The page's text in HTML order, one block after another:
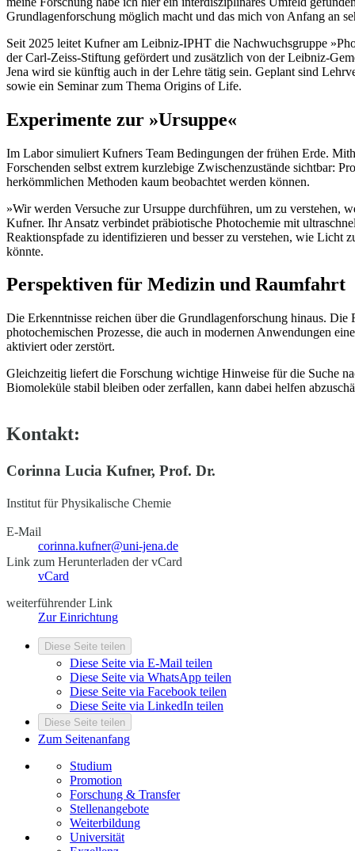
Grundlagenforschung möglich macht und das mich von Anfang an
Seit 2025 leitet Kufner am Leibniz-IPHT die Nachwuchsgruppe
der Carl-Zeiss-Stiftung gefördert und zusätzlich von der Leibniz-
Jena wird sie künftig auch in der Lehre tätig sein. Geplant sind
sowie ein Seminar zum Thema Origins of Life.
Experimente zur »Ursuppe«
Im Labor simuliert Kufners Team Bedingungen der frühen Erde.
Forschenden selbst extrem kurzlebige Zwischenzustände sichtbar:
herkömmlichen Methoden kaum beobachtet werden können.
»Wir werden Versuche zur Ursuppe durchführen, um zu verstehen,
Kufner. Ihr Ansatz verbindet präbiotische Photochemie mit
Reaktionspfade zu identifizieren und besser zu verstehen, wie Licht
könnte.
Perspektiven für Medizin und Raumfahrt
Die Erkenntnisse reichen über die Grundlagenforschung hinaus. Die
photochemischen Prozesse, die auch in modernen Anwendungen
aktiviert oder zerstört.
Gleichzeitig liefert die Forschung wichtige Hinweise für die Suche
Biomoleküle stabil bleiben oder zerfallen, kann dabei helfen
Kontakt:
Corinna Lucia Kufner, Prof. Dr.
Institut für Physikalische Chemie
E-Mail
corinna.kufner@uni-jena.de
Link zum Herunterladen der vCard
vCard
weiterführender Link
Zur Einrichtung
Diese Seite teilen
Diese Seite via E-Mail teilen
Diese Seite via WhatsApp teilen
Diese Seite via Facebook teilen
Diese Seite via LinkedIn teilen
Diese Seite teilen
Zum Seitenanfang
Studium
Promotion
Forschung & Transfer
Stellenangebote
Weiterbildung
Universität